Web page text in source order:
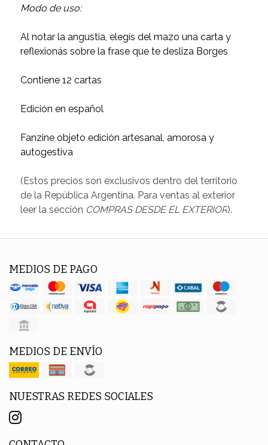
Modo de uso:
Al notar la angustia, elegís del mazo una carta y
reflexionás sobre la frase que te desliza Borges
Contiene 12 cartas
Edición en español
Fanzine objeto edición artesanal, amorosa y
autogestiva
(Estos precios son exclusivos dentro del territorio
de la República Argentina. Para ventas al exterior
leer la sección COMPRAS DESDE EL EXTERIOR).
MEDIOS DE PAGO
MEDIOS DE ENVÍO
NUESTRAS REDES SOCIALES